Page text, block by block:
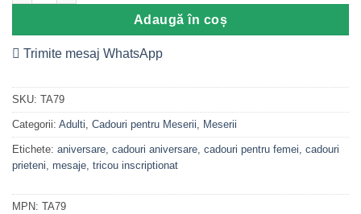
Adaugă în coș
Trimite mesaj WhatsApp
SKU: TA79
Categorii: Adulti Cadouri pentru Meserii Meserii
Etichete: aniversare cadouri aniversare cadouri pentru femei cadouri
prieteni mesaje tricou inscriptionat
MPN: TA79